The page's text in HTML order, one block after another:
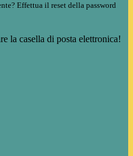
Effettua il reset della password
la casella di posta elettronica!